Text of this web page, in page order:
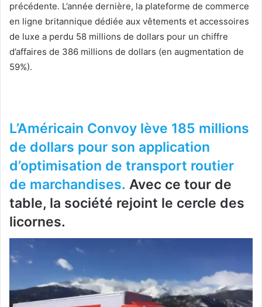
précédente. L’année dernière, la plateforme de commerce
en ligne britannique dédiée aux vêtements et accessoires
de luxe a perdu 58 millions de dollars pour un chiffre
d’affaires de 386 millions de dollars (en augmentation de
59%).
L’Américain Convoy lève 185 millions
de dollars pour son application
d’optimisation de transport routier
de marchandises. Avec ce tour de
table, la société rejoint le cercle des
licornes.